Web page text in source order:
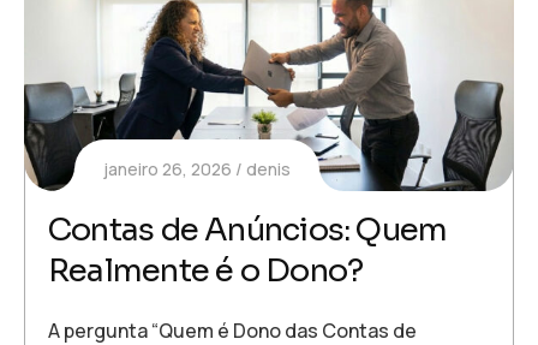
janeiro 26, 2026 denis
Contas de Anúncios: Quem
Realmente é o Dono?
A pergunta “Quem é Dono das Contas de